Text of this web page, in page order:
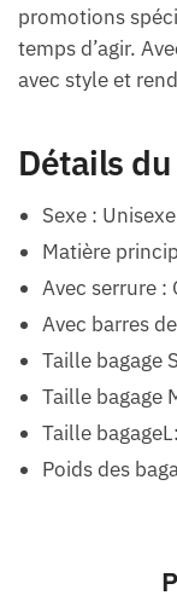
promotions
temps d’agir.
avec style et
Détails
Sexe : Unisexe
Matière
Avec serrure :
Avec barres
Taille bagage
Taille bagage
Taille
Poids des